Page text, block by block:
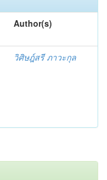
Author(s)
วิศิษฎ์สรี ภาวะกุล